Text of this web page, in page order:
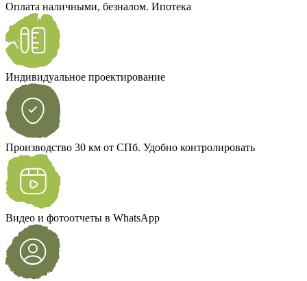
Оплата наличными, безналом. Ипотека
Индивидуальное проектирование
Производство 30 км от СПб. Удобно контролировать
Видео и фотоотчеты в WhatsApp